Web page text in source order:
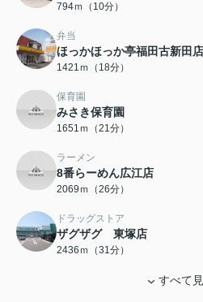
794ｍ（10分）
弁当
ほっかほっか亭福田古新田店
1421ｍ（18分）
保育園
みさき保育園
1651ｍ（21分）
ラーメン
8番らーめん広江店
2069ｍ（26分）
ドラッグストア
ザグザグ 東塚店
2436ｍ（31分）
すべて